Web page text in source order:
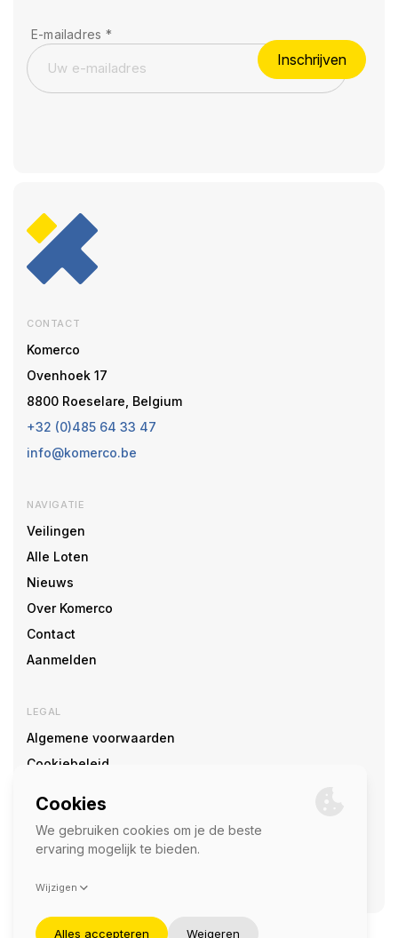
E-mailadres *
Inschrijven
CONTACT
Komerco
Ovenhoek 17
8800 Roeselare, Belgium
+32 (0)485 64 33 47
info@komerco.be
NAVIGATIE
Veilingen
Alle Loten
Nieuws
Over Komerco
Contact
Aanmelden
LEGAL
Algemene voorwaarden
Cookiebeleid
SOCIAL
©2026 — Komerco